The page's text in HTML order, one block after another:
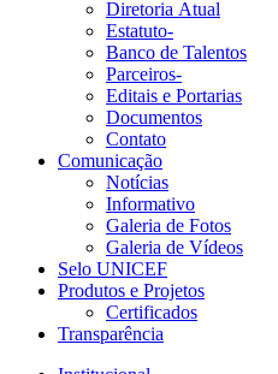
Diretoria Atual
Estatuto-
Banco de Talentos
Parceiros-
Editais e Portarias
Documentos
Contato
Comunicação
Notícias
Informativo
Galeria de Fotos
Galeria de Vídeos
Selo UNICEF
Produtos e Projetos
Certificados
Transparência